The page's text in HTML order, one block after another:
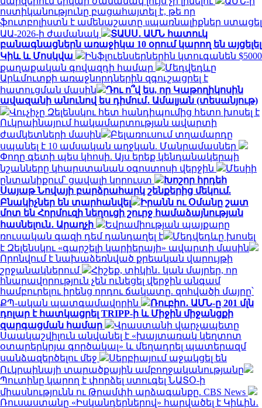
ոստիկանությունը բացահայտել է, թե որ
ֆուտբոլիստն է ամենաշատը uպառնալիքներ ստացել
ԱԱ-2026-ի ժամանակ
ՏԱՍՍ․ ԱՄՆ հատուկ
բանագնացներն առաջիկա 10 օրում կարող են այցելել
Կիև և Մոսկվա
Ինֆլուենսերներին կտուգանեն $5000
քաղաքական գովազդի համար
Մեդվեդևը
Արևմուտքի առաջնորդներին զգուշացրել է
հատուցման մասին
Դու ո՞վ ես, որ Կաթողիկոսին
ավազանի անունով ես դիմում․ Ամալյան (տեսանյութ)
Վուչիչը Զելենսկու հետ հանդիպումից հետո խոսել է
Ուկրաինայում հակամարտության ավարտի
ժամկետների մասին
Բելառուսում տղամարդը
սպանել է 10 ամսական աղջկան. Մանրամասներ
Փողը գետի պես կհոսի. Այս երեք կենդանակերպի
նշանները կհարստանան օգոստոսի վերջին
Մեսիի
ընտանիքում՝ ցավալի կորուստ
Խոշոր հրդեհ
Սայաթ Նովայի բարձրահարկ շենքերից մեկում.
Բնակիչներ են տարհանվել
Իրանն ու Օմանը շատ
մոտ են Հորմուզի նեղուցի շուրջ համաձայնության
հասնելուն․ Արաղչի
Եվրամիության պայքարը
ռուսական գազի դեմ դանդաղել է
Մեդվեդևը խոսել
է Զելենսկու «գարշելի կարիերայի» ավարտի մասին
Որոնվում է նախաձեռնված քրեական վարույթի
շրջանակներում
Հիշեք, տիկին․ կան մայրեր, որ
հնարավորություն չեն ունեցել վերջին անգամ
համբուրելու իրենց որդու ճակատը. զոհվածի մայրը՝
ՔՊ-ական պատգամավորին
Ռուբիո․ ԱՄՆ-ը 201 մլն
դոլար է հատկացրել TRIPP-ի և Միջին միջանցքի
զարգացման համար
Վրաստանի վարչապետը
Սաակաշվիլուն անվանել է «խայտառակ կեղտոտ
օտարերկրյա գործակալ» և մեղադրել պատերազմ
սանձազերծելու մեջ
Սերբիայում աջակցել են
Ուկրաինայի տարածքային ամբողջականությանը
Պուտինը կարող է փորձել ստուգել ՆԱՏՕ-ի
միասնությունն ու Թրամփի արձագանքը. CBS News
Ռուսաստանը «Իսկանդերներով» հարվածել է Կիևին․